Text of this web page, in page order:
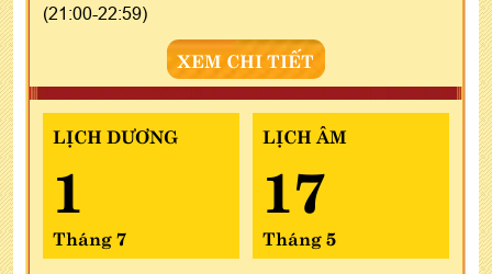
(21:00-22:59)
XEM CHI TIẾT
LỊCH DƯƠNG
1
Tháng 7
LỊCH ÂM
17
Tháng 5